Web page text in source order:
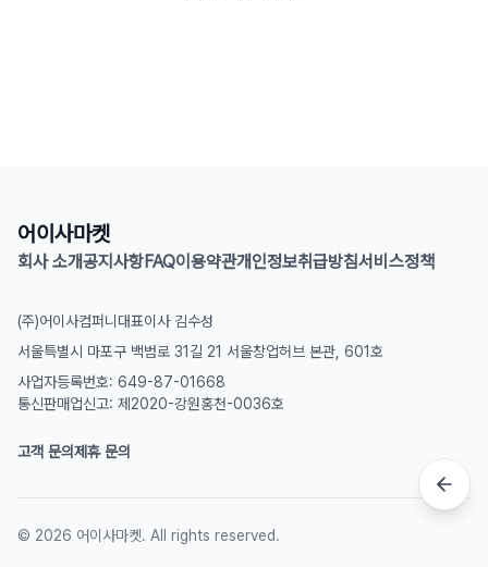
어이사마켓
회사 소개공지사항FAQ이용약관개인정보취급방침서비스정책
(주)어이사컴퍼니 대표이사 김수성
서울특별시 마포구 백범로 31길 21 서울창업허브 본관, 601호
사업자등록번호: 649-87-01668
통신판매업신고: 제2020-강원홍천-0036호
고객 문의제휴 문의
© 2026 어이사마켓. All rights reserved.